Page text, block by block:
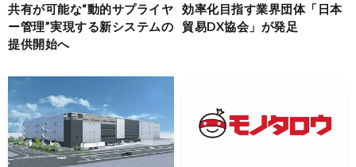
共有が可能な“動的サプライヤ
ー管理”実現する新システムの
提供開始へ
効率化目指す業界団体「日本
貿易DX協会」が発足